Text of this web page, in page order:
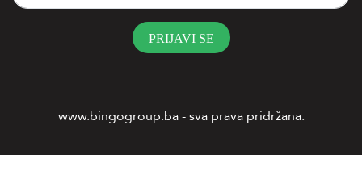
PRIJAVI SE
www.bingogroup.ba - sva prava pridržana.